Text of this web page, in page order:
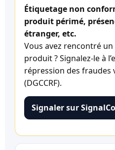
Étiquetage non
produit périmé,
étranger, etc.
Vous avez rencontré
produit ? Signalez-le à
répression des fraudes
(DGCCRF).
Signaler sur